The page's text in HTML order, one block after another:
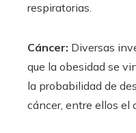
respiratorias.
Cáncer: Diversas
que la obesidad se
la probabilidad de
cáncer, entre ellos el